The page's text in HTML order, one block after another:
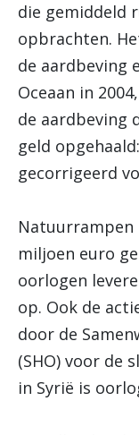
die gemiddeld
opbrachten.
de aardbeving
Oceaan in
de aardbeving
geld
gecorrigeerd
Natuurrampen
miljoen euro
oorlogen
op. Ook de
door de
(SHO) voor de
in Syrië is